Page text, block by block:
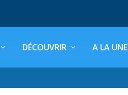
DÉCOUVRIR A LA UNE